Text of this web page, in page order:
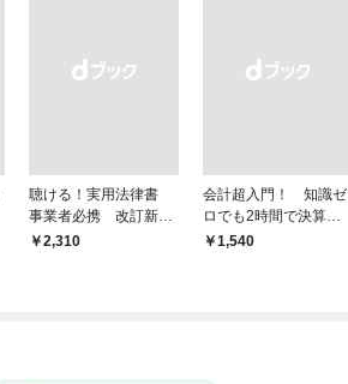
聴ける！実用法律書
事業者必携 改訂新
版 中小企業のための
￥2,310
会計超入門！ 知識ゼ
ロでも2時間で決算書
が読めるようになる！
￥1,540